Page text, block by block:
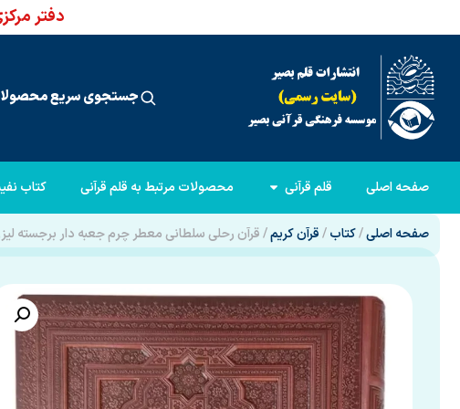
دفتر
جستجوی سریع
صفحه اصلی قلم قرآنی محصولات مرتبط به قلم قرآنی کتاب
صفحه اصلی/کتاب/قرآن کریم/ قرآن رحلی سلطانی معطر چرم جعبه دار برجسته